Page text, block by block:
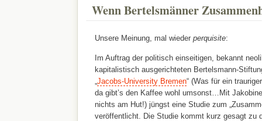
Wenn Bertelsmänner
Unsere Meinung, mal wiederperquisite:
Im Auftrag der politisch einseitigen, bekannt
kapitalistisch ausgerichteten Bertelsmann-
Jacobs-University Bremen“ (Was für ein
da gibt’s den Kaffee wohl umsonst…Mit
nichts am Hut!) jüngst eine Studie zum
veröffentlicht. Die Studie kommt kurz gesagt zu